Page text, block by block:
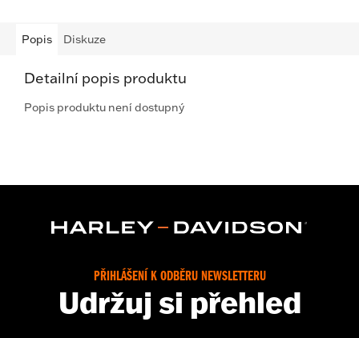
Popis Diskuze
Detailní popis produktu
Popis produktu není dostupný
PŘIHLÁŠENÍ K ODBĚRU NEWSLETTERU
Udržuj si přehled